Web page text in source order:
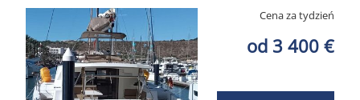
Cena za tydzień
od 3 400 €